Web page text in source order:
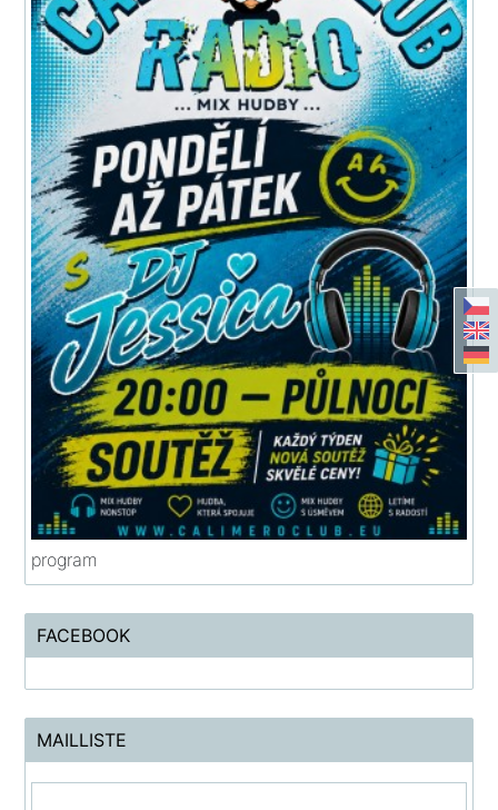
program
FACEBOOK
MAILLISTE